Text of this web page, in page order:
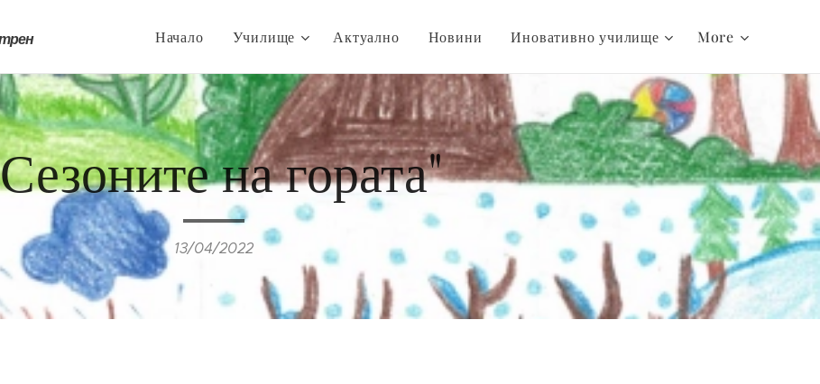
Начало Училище Актуално Новини Иновативно училище More
на гората"
13/04/2022